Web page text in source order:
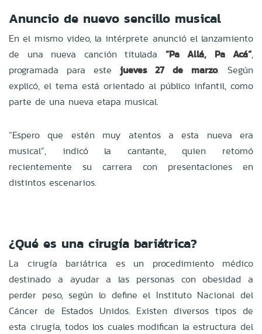
Anuncio de nuevo sencillo musical
En el mismo video, la intérprete anunció el lanzamiento
de una nueva canción titulada “Pa Allá, Pa Acá”,
programada para este jueves 27 de marzo. Según
explicó, el tema está orientado al público infantil, como
parte de una nueva etapa musical.
“Espero que estén muy atentos a esta nueva era
musical”, indicó la cantante, quien retomó
recientemente su carrera con presentaciones en
distintos escenarios.
¿Qué es una cirugía bariátrica?
La cirugía bariátrica es un procedimiento médico
destinado a ayudar a las personas con obesidad a
perder peso, según lo define el Instituto Nacional del
Cáncer de Estados Unidos. Existen diversos tipos de
esta cirugía, todos los cuales modifican la estructura del